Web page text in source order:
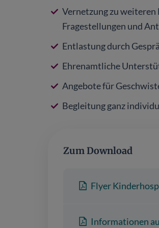
Vernetzung zu
Fragestellungen und
Entlastung durch
Ehrenamtliche
Angebote für
Begleitung ganz
Zum Download
Flyer
Informationen